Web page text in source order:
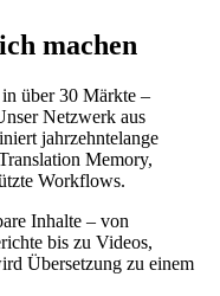
machen
über 30 Märkte –
Netzwerk aus
jahrzehntelange
Memory,
Workflows.
Inhalte – von
bis zu Videos,
Übersetzung zu einem